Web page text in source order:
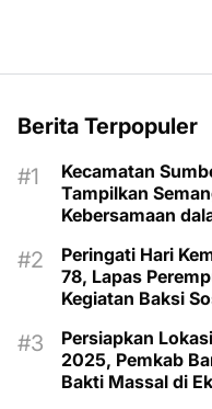
Berita Terpopuler
Kecamatan
Tampilkan
Kebersamaan
Peringati Hari
78, Lapas
Kegiatan Baksi
Persiapkan
2025, Pemkab
Bakti Massal di